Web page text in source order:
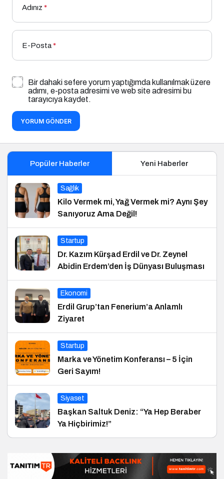
Adınız *
E-Posta*
Bir dahaki sefere yorum yaptığımda kullanılmak üzere
adımı, e-posta adresimi ve web site adresimi bu
tarayıcıya kaydet.
YORUM GÖNDER
Popüler Haberler Yeni Haberler
Sağlık
Kilo Vermek mi, Yağ Vermek mi? Aynı Şey
Sanıyoruz Ama Değil!
Startup
Dr. Kazım Kürşad Erdil ve Dr. Zeynel
Abidin Erdem’den İş Dünyası Buluşması
Ekonomi
Erdil Grup’tan Fenerium’a Anlamlı
Ziyaret
Startup
Marka ve Yönetim Konferansı – 5 İçin
Geri Sayım!
Siyaset
Başkan Saltuk Deniz: “Ya Hep Beraber
Ya Hiçbirimiz!”